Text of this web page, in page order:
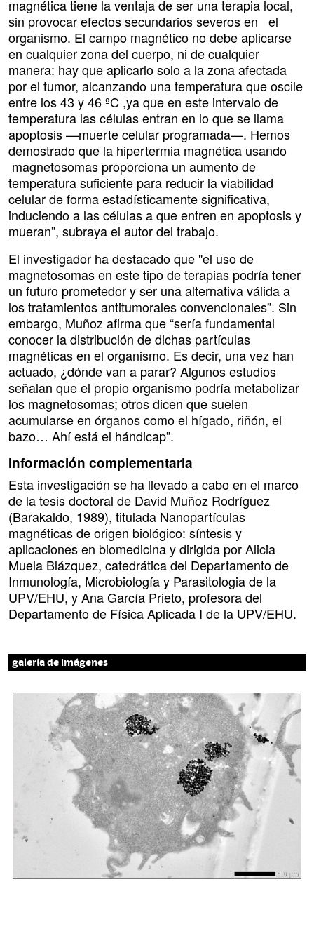
magnética tiene la ventaja de ser una terapia local,
sin provocar efectos secundarios severos en el
organismo. El campo magnético no debe aplicarse
en cualquier zona del cuerpo, ni de cualquier
manera: hay que aplicarlo solo a la zona afectada
por el tumor, alcanzando una temperatura que oscile
entre los 43 y 46 ºC ,ya que en este intervalo de
temperatura las células entran en lo que se llama
apoptosis —muerte celular programada—. Hemos
demostrado que la hipertermia magnética usando
magnetosomas proporciona un aumento de
temperatura suficiente para reducir la viabilidad
celular de forma estadísticamente significativa,
induciendo a las células a que entren en apoptosis y
mueran”, subraya el autor del trabajo.
El investigador ha destacado que "el uso de
magnetosomas en este tipo de terapias podría tener
un futuro prometedor y ser una alternativa válida a
los tratamientos antitumorales convencionales”. Sin
embargo, Muñoz afirma que “sería fundamental
conocer la distribución de dichas partículas
magnéticas en el organismo. Es decir, una vez han
actuado, ¿dónde van a parar? Algunos estudios
señalan que el propio organismo podría metabolizar
los magnetosomas; otros dicen que suelen
acumularse en órganos como el hígado, riñón, el
bazo… Ahí está el hándicap”.
Información complementaria
Esta investigación se ha llevado a cabo en el marco
de la tesis doctoral de David Muñoz Rodríguez
(Barakaldo, 1989), titulada Nanopartículas
magnéticas de origen biológico: síntesis y
aplicaciones en biomedicina y dirigida por Alicia
Muela Blázquez, catedrática del Departamento de
Inmunología, Microbiología y Parasitologia de la
UPV/EHU, y Ana García Prieto, profesora del
Departamento de Física Aplicada I de la UPV/EHU.
galería de imágenes